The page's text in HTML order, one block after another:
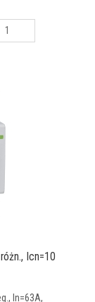
Icn=10
In=63A,